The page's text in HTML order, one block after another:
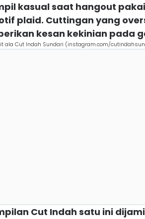
kasual saat hangout
plaid. Cuttingan yang
kesan kekinian pada
ala Cut Indah Sundari (instagram.com/
Cut Indah satu ini